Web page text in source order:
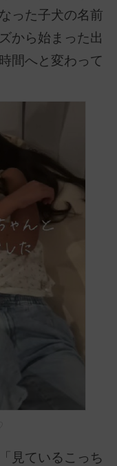
った子犬の名前
から始まった出
間へと変わって
見ているこっち